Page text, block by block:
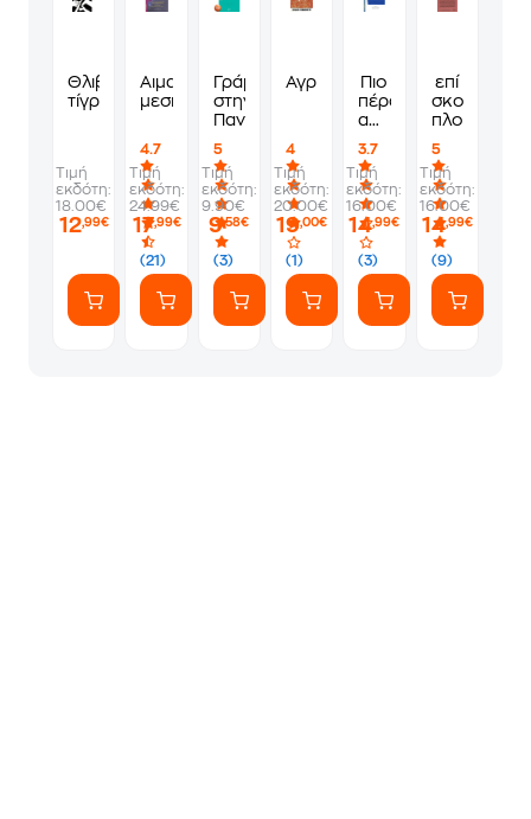
Θλιβερός
τίγρης
Τιμή
εκδότη:
18.00€
12,99€
Αιματοβαμμένος
μεσημβρινός
4.7
(21)
Τιμή
εκδότη:
24.99€
17,99€
Γράμματα
στην
Παναγία
5
(3)
Τιμή
εκδότη:
9.90€
9,58€
Αγριόσπιτα
4
(1)
Τιμή
εκδότη:
20.00€
19,00€
Πιο
πέρα
από
θάλασσα
3.7
(3)
Τιμή
εκδότη:
16.00€
14,99€
επί
σκοπώ
πλουτισμού
5
(9)
Τιμή
εκδότη:
16.00€
14,99€